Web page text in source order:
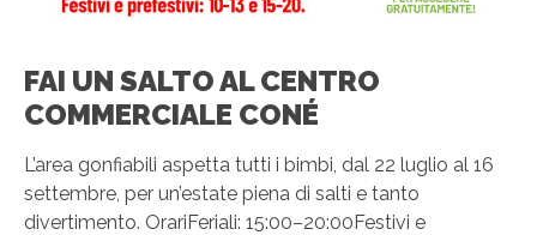
FAI UN SALTO AL CENTRO
COMMERCIALE CONÉ
L’area gonfiabili aspetta tutti i bimbi, dal 22 luglio al 16
settembre, per un’estate piena di salti e tanto
divertimento. OrariFeriali: 15:00–20:00Festivi e